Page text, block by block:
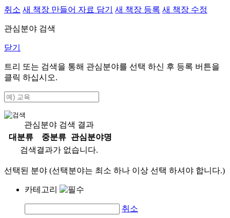
취소 새 책장 만들어 자료 담기 새 책장 등록 새 책장 수정
관심분야 검색
닫기
트리 또는 검색을 통해 관심분야를 선택 하신 후 등록 버튼을
클릭 하십시오.
관심분야 검색 결과
대분류
중분류
관심분야명
검색결과가 없습니다.
선택된 분야 (선택분야는 최소 하나 이상 선택 하셔야 합니다.)
카테고리
취소